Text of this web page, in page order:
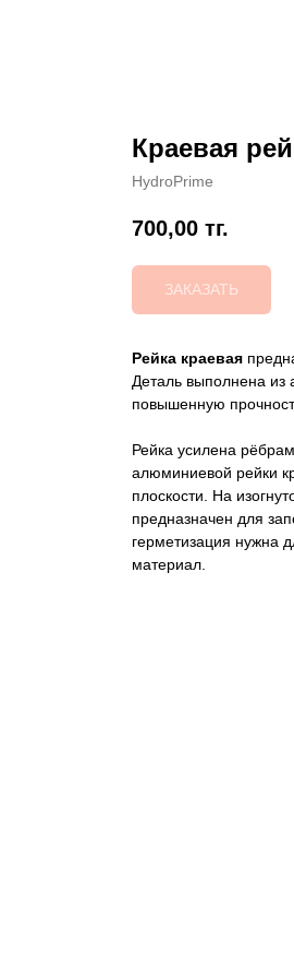
Краевая
HydroPrime
700,00 тг.
ЗАКАЗАТЬ
Рейка краевая
Деталь выполнена из
повышенную
Рейка усилена
алюминиевой рейки
плоскости. На
предназначен для
герметизация нужна
материал.